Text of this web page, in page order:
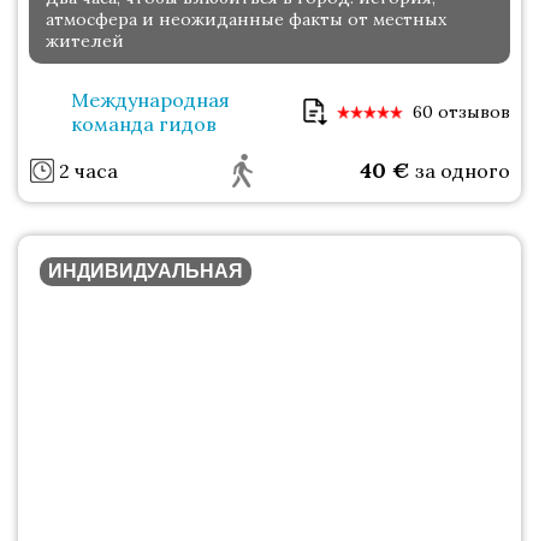
атмосфера и неожиданные факты от местных
жителей
Международная
команда гидов
60 отзывов
2 часа 40 € за одного
ИНДИВИДУАЛЬНАЯ